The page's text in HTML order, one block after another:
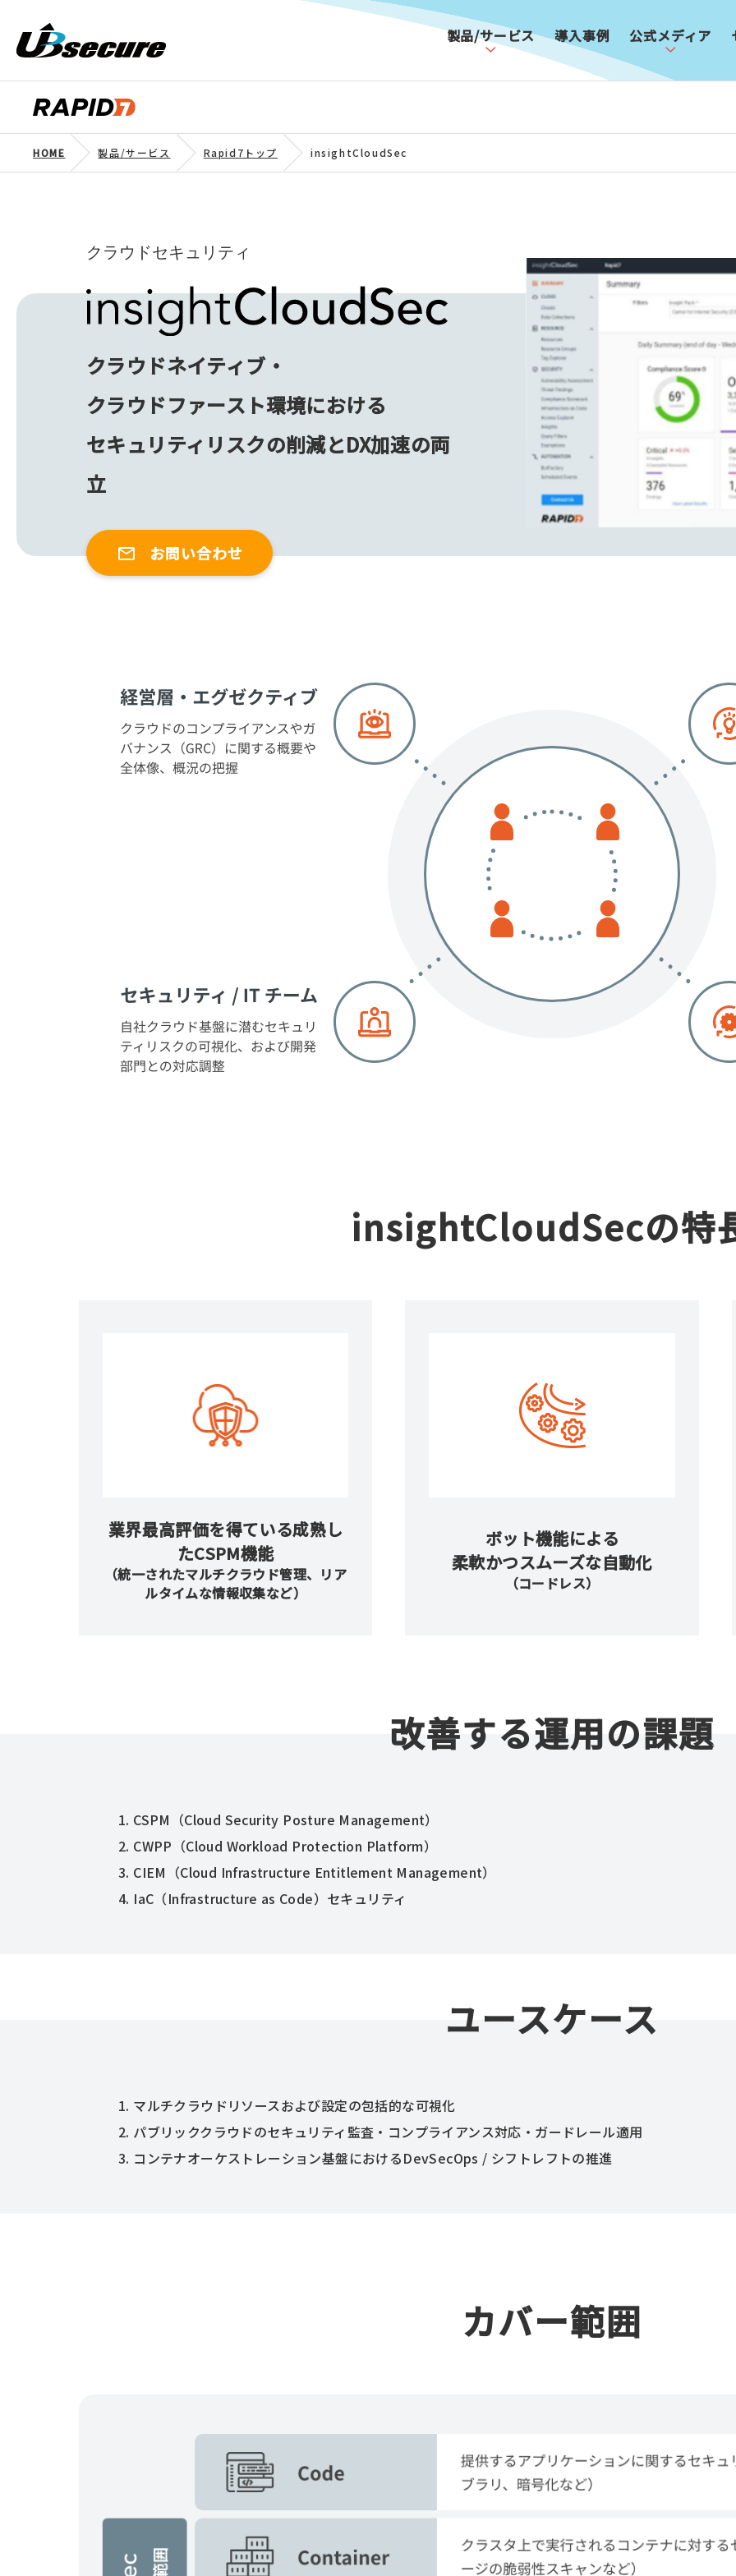
製品/サービス 導入事例 公式メディア
HOME 製品/サービス Rapid7トップ insightCloudSec
クラウドネイティブ・
クラウドファースト環境における
セキュリティリスクの削減とDX加速の両
立
お問い合わせ
insightCloudSecの特
業界最高評価を得ている成熟し
たCSPM機能
（統一されたマルチクラウド管理、リア
ルタイムな情報収集など）
ボット機能による
柔軟かつスムーズな自動化
（コードレス）
改善する運用の課題
1. CSPM（Cloud Security Posture Management）
2. CWPP（Cloud Workload Protection Platform）
3. CIEM（Cloud Infrastructure Entitlement Management）
4. IaC（Infrastructure as Code）セキュリティ
ユースケース
1. マルチクラウドリソースおよび設定の包括的な可視化
2. パブリッククラウドのセキュリティ監査・コンプライアンス対応・ガードレール適用
3. コンテナオーケストレーション基盤におけるDevSecOps / シフトレフトの推進
カバー範囲